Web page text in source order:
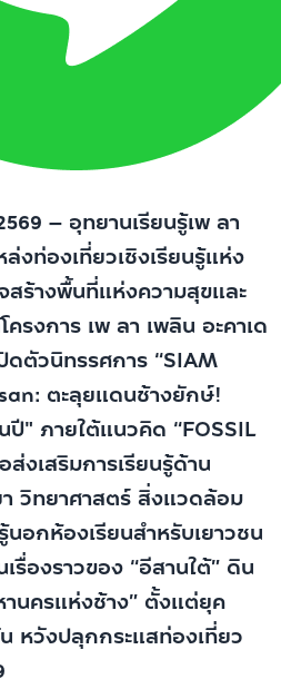
– อุทยานเรียนรู้เพ ลา
งท่องเที่ยวเชิงเรียนรู้แห่ง
ร้างพื้นที่แห่งความสุขและ
ครงการ เพ ลา เพลิน อะคาเด
ดตัวนิทรรศการ “SIAM
ตะลุยแดนช้างยักษ์!
" ภายใต้แนวคิด “FOSSIL
ส่งเสริมการเรียนรู้ด้าน
วิทยาศาสตร์ สิ่งแวดล้อม
อกห้องเรียนสำหรับเยาวชน
องราวของ “อีสานใต้” ดิน
นครแห่งช้าง” ตั้งแต่ยุค
หวังปลุกกระแสท่องเที่ยว